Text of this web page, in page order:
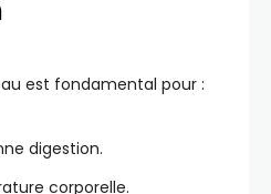
est fondamental pour :
digestion.
corporelle.